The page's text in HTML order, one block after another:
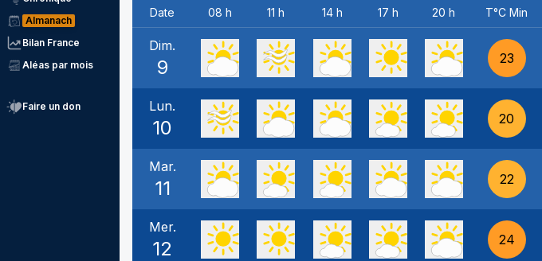
Almanach
Bilan France
Aléas par mois
Faire un don
Date 08 h 11 h 14 h 17 h 20 h T°C Min
Dim.
9 23
Lun.
10 20
Mar.
11 22
Mer.
12 24